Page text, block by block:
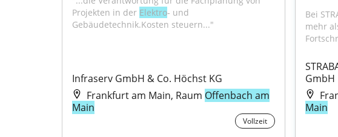
Projekten in der Elektro‑ und
Gebäudetechnik.Kosten steuern..."
Infraserv GmbH & Co. Höchst KG
Frankfurt am Main, Raum Offenbach am
Main
Vollzeit
Bei
mehr
GmbH
Main